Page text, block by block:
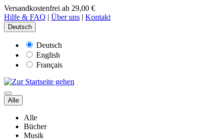
Versandkostenfrei ab 29,00 €
Hilfe & FAQ | Über uns | Kontakt
Deutsch
Deutsch
English
Français
Alle
Alle
Bücher
Musik